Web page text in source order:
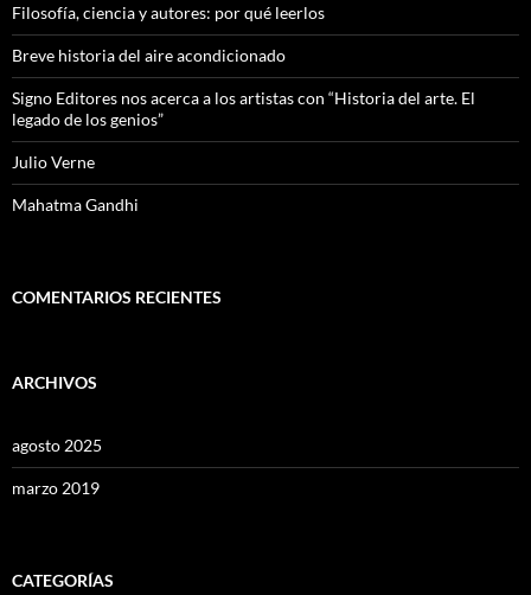
Filosofía, ciencia y autores: por qué leerlos
Breve historia del aire acondicionado
Signo Editores nos acerca a los artistas con “Historia del arte. El
legado de los genios”
Julio Verne
Mahatma Gandhi
COMENTARIOS RECIENTES
ARCHIVOS
agosto 2025
marzo 2019
CATEGORÍAS